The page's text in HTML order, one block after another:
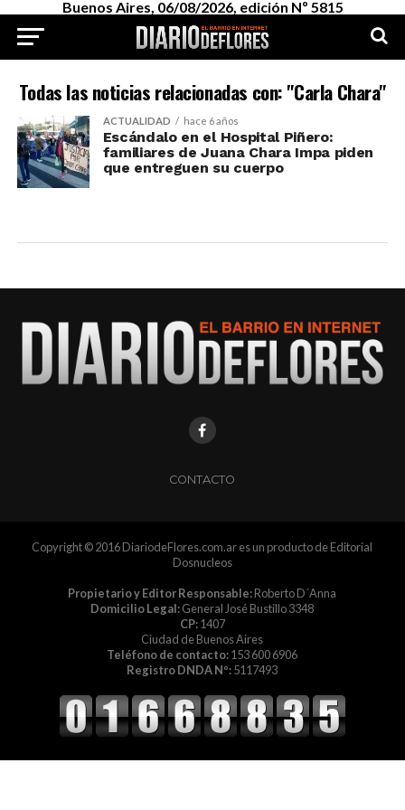
Buenos Aires, 06/08/2026, edición Nº 5815
Todas las noticias relacionadas con: "Carla Chara"
ACTUALIDAD hace 6 años
Escándalo en el Hospital Piñero:
familiares de Juana Chara Impa piden
que entreguen su cuerpo
CONTACTO
Copyright © 2016 DiariodeFlores.com.ar es un producto de Editorial
Dosnucleos
Propietario y Editor Responsable:Roberto D´Anna
Domicilio Legal:General José Bustillo 3348
CP:1407
Ciudad de Buenos Aires
Teléfono de contacto:153 600 6906
Registro DNDA Nº:5117493